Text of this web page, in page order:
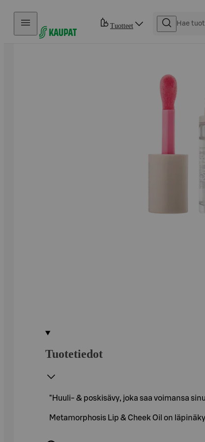
Hyppää sisältöön
Tuotteet
Tuotetiedot
"Huuli- & poskisävy, joka saa voimansa
Metamorphosis Lip & Cheek Oil on